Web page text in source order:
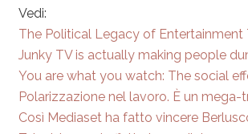
Vedi:
The Political Legacy of Entertainment
Junky TV is actually making people
You are what you watch: The social
Polarizzazione nel lavoro. È un
Così Mediaset ha fatto vincere